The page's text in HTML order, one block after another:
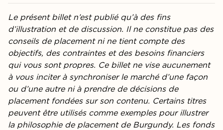
Le présent billet n’est publié qu’à des fins
d’illustration et de discussion. Il ne constitue pas des
conseils de placement ni ne tient compte des
objectifs, des contraintes et des besoins financiers
qui vous sont propres. Ce billet ne vise aucunement
à vous inciter à synchroniser le marché d’une façon
ou d’une autre ni à prendre de décisions de
placement fondées sur son contenu. Certains titres
peuvent être utilisés comme exemples pour illustrer
la philosophie de placement de Burgundy. Les fonds